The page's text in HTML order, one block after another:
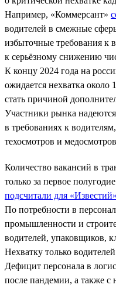
Например, «Коммерсант»
водителей в смежные
избыточные требования к
к серьёзному снижению
К концу 2024 года на
ожидается нехватка около
стать причиной
Участники рынка
в требованиях к
техосмотров и
Количество вакансий в
только за первое
подсчитали для «Известий»
По потребности в
промышленности и
водителей, упаковщиков,
Нехватку только
Дефицит персонала в
после пандемии, а также с